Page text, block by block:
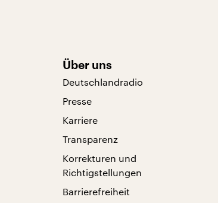
Über uns
Deutschlandradio
Presse
Karriere
Transparenz
Korrekturen und
Richtigstellungen
Barrierefreiheit